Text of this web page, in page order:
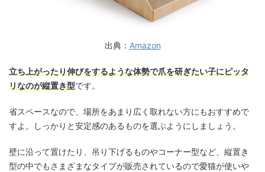
出典： Amazon
立ち上がったり伸びをするような体勢で爪を研ぎたい子にピッタ
リなのが縦置き型です。
省スペースなので、場所をあまり広く取れない方にもおすすめで
すよ。しっかりと安定感のあるものを選ぶようにしましょう。
壁に沿って置けたり、吊り下げるものやコーナー型など、縦置き
型の中でもさまざまなタイプが販売されているので愛猫が使いや